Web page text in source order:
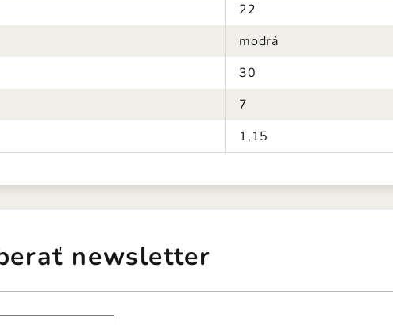
22
modrá
30
7
1,15
newsletter